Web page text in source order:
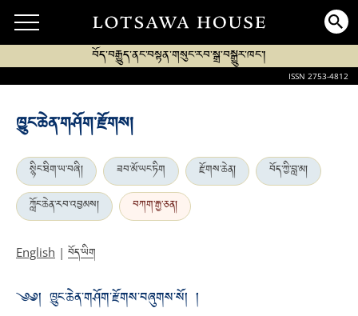
བོད་བརྒྱུད་ནང་བསྟན་གསུང་རབ་སྒྲ་བསྒྱུར་ཁང་།
ISSN 2753-4812
ཁྱུང་ཆེན་གཤོག་རྫོགས།
སྙིང་ཐིག་ཡ་བཞི། ཟབ་མོ་ཡང་ཏིག རྫོགས་ཆེན།
བོད་ཀྱི་བླ་མ།
ཀློང་ཆེན་རབ་འབྱམས།
བཀག་རྒྱ་ཅན།
English | བོད་ཡིག
༄༅། ཁྱུང་ཆེན་གཤོག་རྫོགས་བཞུགས་སོ། །